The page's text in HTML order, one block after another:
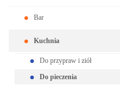
Bar
Kuchnia
Do przypraw i ziół
Do pieczenia